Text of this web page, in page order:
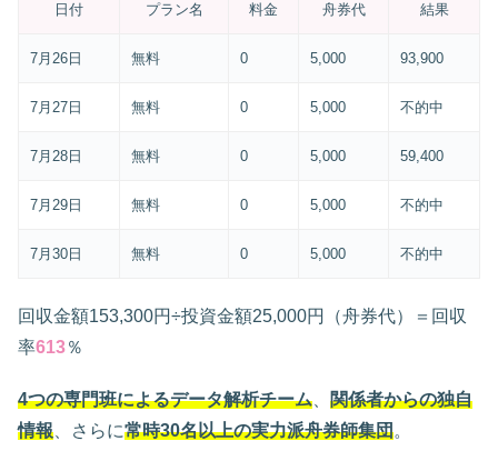
日付 プラン名 料金 舟券代 結果
7月26日 無料 0 5,000 93,900
7月27日 無料 0 5,000 不的中
7月28日 無料 0 5,000 59,400
7月29日 無料 0 5,000 不的中
7月30日 無料 0 5,000 不的中
回収金額153,300円÷投資金額25,000円（舟券代）＝回収
率613％
4つの専門班によるデータ解析チーム
関係者からの独自
情報 、さらに常時30名以上の実力派舟券師集団。